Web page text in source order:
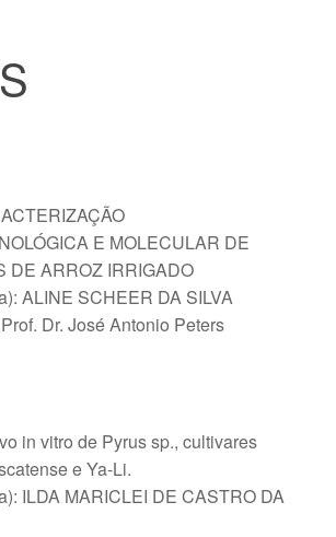
E MOLECULAR DE
DE ARROZ IRRIGADO
ALINE SCHEER DA SILVA
Dr. José Antonio Peters
in vitro de Pyrus sp., cultivares
e Ya-Li.
ILDA MARICLEI DE CASTRO DA